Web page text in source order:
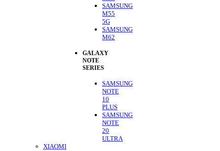
SAMSUNG
M55
5G
SAMSUNG
M62
GALAXY
NOTE
SERIES
SAMSUNG
NOTE
10
PLUS
SAMSUNG
NOTE
20
ULTRA
XIAOMI